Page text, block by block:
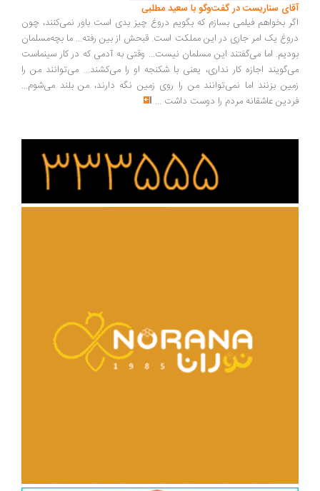
سناریست در گفت‌وگو با سعید مطلبی
بخواهم فیلمی بسازم که بگویم دروغ چیز بدی است باور نمی‌کنند، چون
یک امر جاری در این مملکت است. قبحش از بین رفته... ما بچه‌مسلمان
اما می‌گفتند این مسلمان نیست... وقتی به آدمی که در کار سینماست
اجازه کار نداری، یعنی با شکنجه او را می‌کشند... می‌توانند من را
بزنند اما نمی‌توانند من را روی زمین نگه دارند، من بلند می‌شوم...
عاشقانه مردم را دوست داشت ...